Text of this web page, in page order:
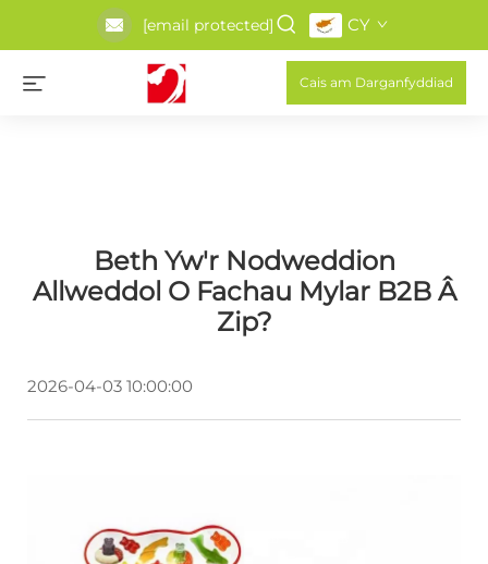
[email protected] CY
Cais am Darganfyddiad
Beth Yw'r Nodweddion
Allweddol O Fachau Mylar B2B Â
Zip?
2026-04-03 10:00:00